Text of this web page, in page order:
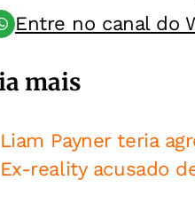
Entre no canal do
mais
Payner teria
reality acusado